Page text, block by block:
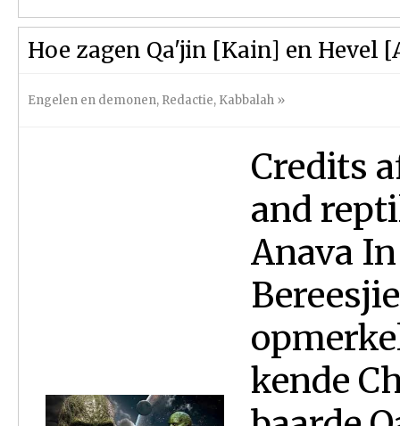
Hoe zagen Qa'jin [Kain] en Hevel
Engelen en demonen, Redactie, Kabbalah »
Credits
and
Anava
kende